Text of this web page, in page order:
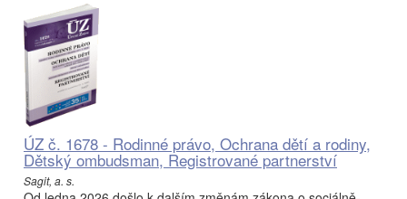
ÚZ č. 1678 - Rodinné právo, Ochrana dětí a rodiny,
Dětský ombudsman, Registrované partnerství
Sagit, a. s.